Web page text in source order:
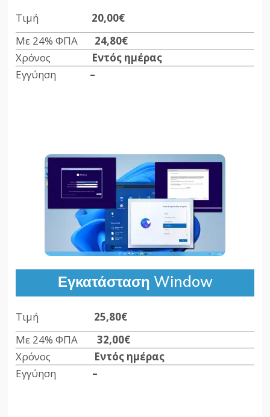
Τιμή
20,00€
Με 24% ΦΠΑ 24,80€
Χρόνος Εντός ημέρας
Εγγύηση
–
Εγκατάσταση Window
Τιμή
25,80€
Με 24% ΦΠΑ32,00€
Χρόνος Εντός ημέρας
Εγγύηση –